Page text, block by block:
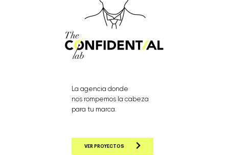
La agencia donde
nos rompemos la cabeza
para tu marca.
VER PROYECTOS